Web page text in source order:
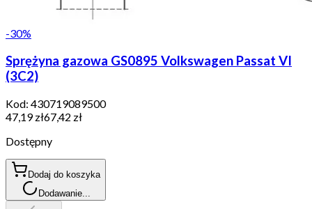
-30%
Sprężyna gazowa GS0895 Volkswagen Passat VI
(3C2)
Kod: 430719089500
47,19 zł67,42 zł
Dostępny
Dodaj do koszyka
Dodawanie...